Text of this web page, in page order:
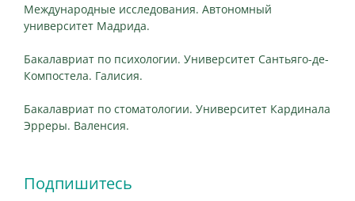
Международные исследования. Автономный
университет Мадрида.
Бакалавриат по психологии. Университет Сантьяго-де-
Компостела. Галисия.
Бакалавриат по стоматологии. Университет Кардинала
Эрреры. Валенсия.
Подпишитесь